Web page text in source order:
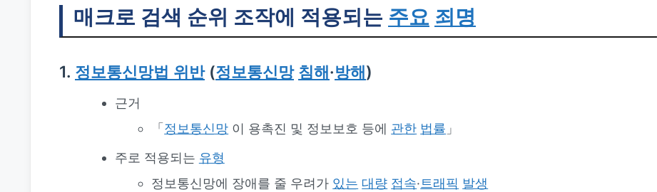
매크로 검색 순위 조작에 적용되는 주요 죄명
1. 정보통신망법 위반(정보통신망 침해·방해)
근거
「 정보통신망 이 용촉진 및 정보보호 등에 관한 법률 」
주로 적용되는 유형
정보통신망에 장애를 줄 우려가 있는 대량 접속·트래픽 발생